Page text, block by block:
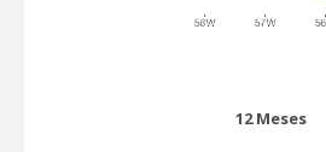
12 Meses